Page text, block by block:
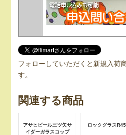
フォローしていただくと新規入荷
す。
関連する商品
アサヒビール三ツ矢サ
イダーガラスコップ
ロックグラス